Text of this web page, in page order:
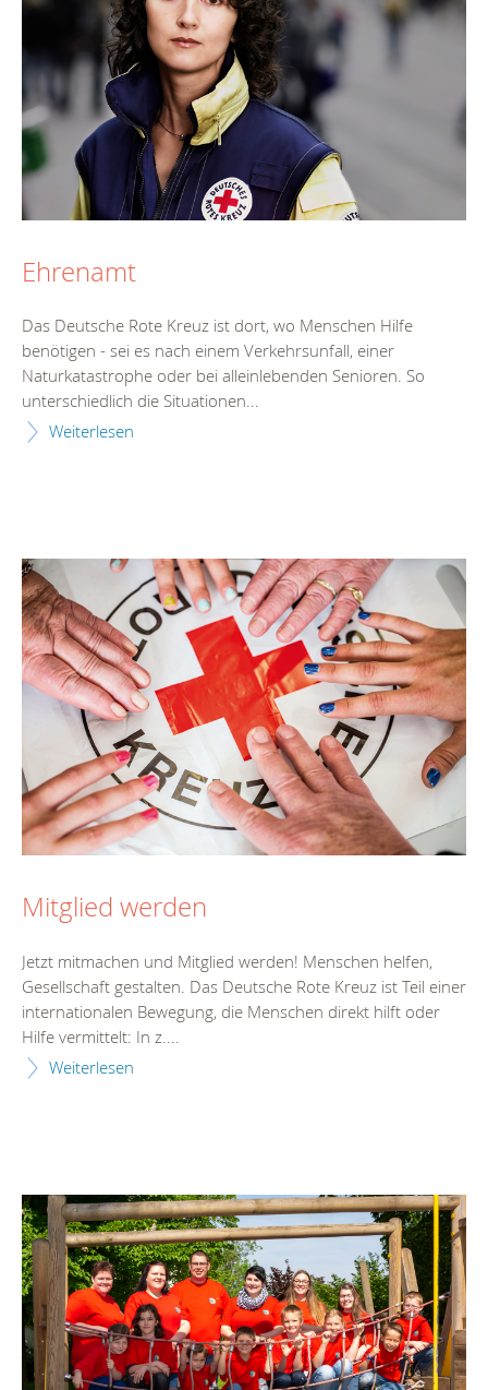
Ehrenamt
Das Deutsche Rote Kreuz ist dort, wo Menschen Hilfe
benötigen - sei es nach einem Verkehrsunfall, einer
Naturkatastrophe oder bei alleinlebenden Senioren. So
unterschiedlich die Situationen...
Weiterlesen
Mitglied werden
Jetzt mitmachen und Mitglied werden! Menschen helfen,
Gesellschaft gestalten. Das Deutsche Rote Kreuz ist Teil einer
internationalen Bewegung, die Menschen direkt hilft oder
Hilfe vermittelt: In z....
Weiterlesen